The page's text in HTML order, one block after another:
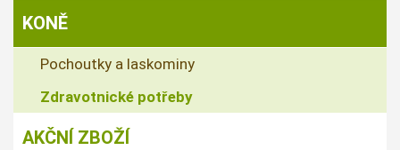
KONĚ
Pochoutky a laskominy
Zdravotnické potřeby
AKČNÍ ZBOŽÍ